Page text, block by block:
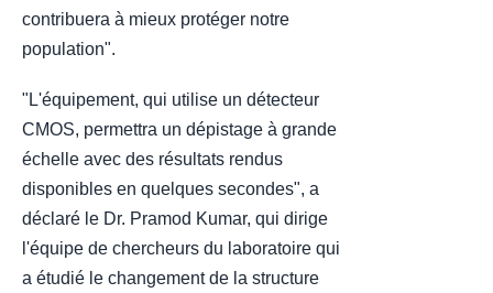
contribuera à mieux protéger notre
population".
"L'équipement, qui utilise un détecteur
CMOS, permettra un dépistage à grande
échelle avec des résultats rendus
disponibles en quelques secondes", a
déclaré le Dr. Pramod Kumar, qui dirige
l'équipe de chercheurs du laboratoire qui
a étudié le changement de la structure